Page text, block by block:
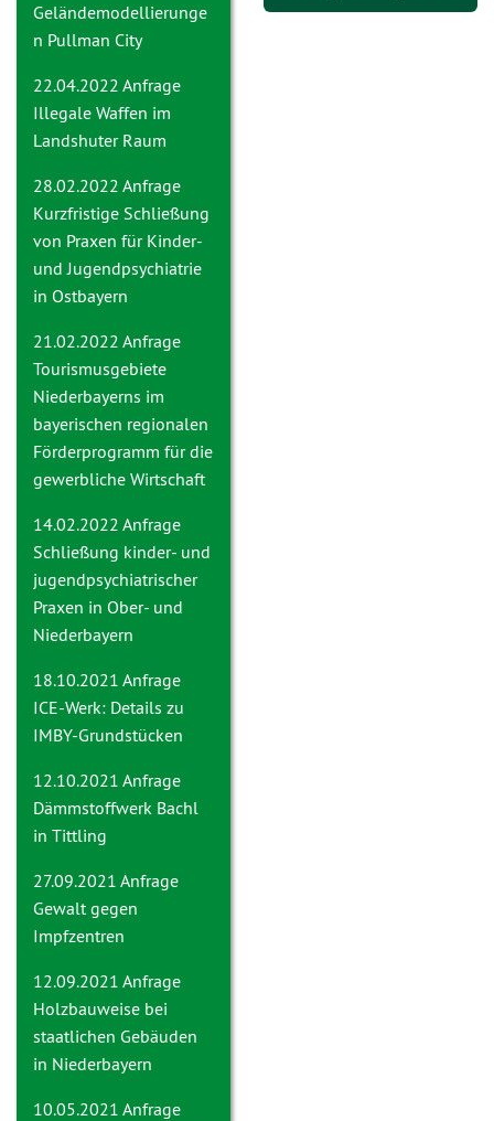
Geländemodellierunge
n Pullman City
22.04.2022 Anfrage
Illegale Waffen im
Landshuter Raum
28.02.2022 Anfrage
Kurzfristige Schließung
von Praxen für Kinder-
und Jugendpsychiatrie
in Ostbayern
21.02.2022 Anfrage
Tourismusgebiete
Niederbayerns im
bayerischen regionalen
Förderprogramm für die
gewerbliche Wirtschaft
14.02.2022 Anfrage
Schließung kinder- und
jugendpsychiatrischer
Praxen in Ober- und
Niederbayern
18.10.2021 Anfrage
ICE-Werk: Details zu
IMBY-Grundstücken
12.10.2021 Anfrage
Dämmstoffwerk Bachl
in Tittling
27.09.2021 Anfrage
Gewalt gegen
Impfzentren
12.09.2021 Anfrage
Holzbauweise bei
staatlichen Gebäuden
in Niederbayern
10.05.2021 Anfrage